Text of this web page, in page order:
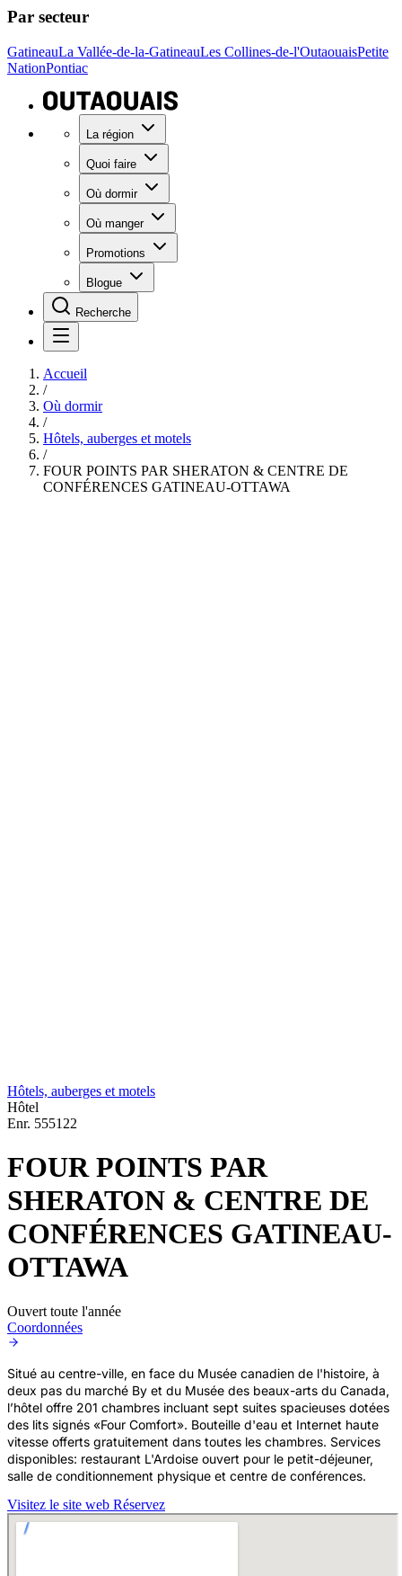
Par secteur
GatineauLa Vallée-de-la-GatineauLes Collines-de-l'OutaouaisPetite
NationPontiac
La région
Quoi faire
Où dormir
Où manger
Promotions
Blogue
Recherche
Accueil
/
Où dormir
/
Hôtels, auberges et motels
/
FOUR POINTS PAR SHERATON & CENTRE DE
CONFÉRENCES GATINEAU-OTTAWA
Hôtels, auberges et motels
Hôtel
Enr. 555122
FOUR POINTS PAR
SHERATON & CENTRE DE
CONFÉRENCES GATINEAU-
OTTAWA
Ouvert toute l'année
Coordonnées
Situé au centre-ville, en face du Musée canadien de l'histoire, à
deux pas du marché By et du Musée des beaux-arts du Canada,
l’hôtel offre 201 chambres incluant sept suites spacieuses dotées
des lits signés «Four Comfort». Bouteille d'eau et Internet haute
vitesse offerts gratuitement dans toutes les chambres. Services
disponibles: restaurant L'Ardoise ouvert pour le petit-déjeuner,
salle de conditionnement physique et centre de conférences.
Visitez le site web Réservez